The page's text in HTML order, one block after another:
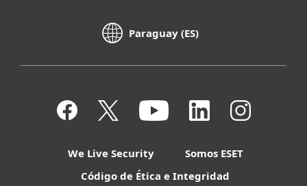
Paraguay (ES)
We Live Security
Somos ESET
Código de Ética e Integridad